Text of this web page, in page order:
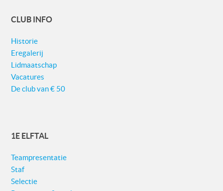
CLUB INFO
Historie
Eregalerij
Lidmaatschap
Vacatures
De club van € 50
1E ELFTAL
Teampresentatie
Staf
Selectie